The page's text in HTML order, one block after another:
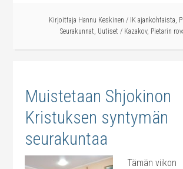
Kirjoittaja Hannu Keskinen / IK ajankohtaista,
Seurakunnat, Uutiset / Kazakov, Pietarin
Muistetaan Shjokinon
Kristuksen syntymän
seurakuntaa
Tämän viikon